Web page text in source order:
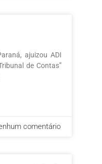
ajuizou ADI
de Contas”
comentário